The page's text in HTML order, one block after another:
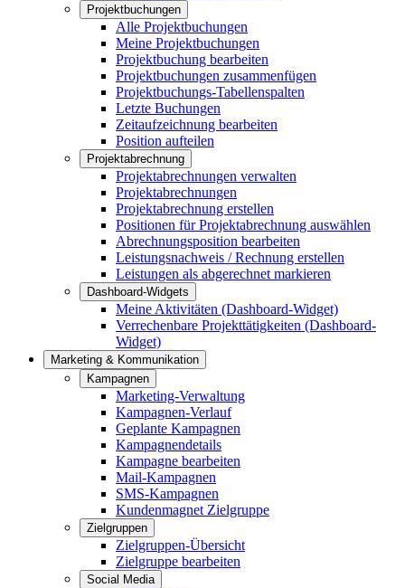
Projektbuchungen
Alle Projektbuchungen
Meine Projektbuchungen
Projektbuchung bearbeiten
Projektbuchungen zusammenfügen
Projektbuchungs-Tabellenspalten
Letzte Buchungen
Zeitaufzeichnung bearbeiten
Position aufteilen
Projektabrechnung
Projektabrechnungen verwalten
Projektabrechnungen
Projektabrechnung erstellen
Positionen für Projektabrechnung auswählen
Abrechnungsposition bearbeiten
Leistungsnachweis / Rechnung erstellen
Leistungen als abgerechnet markieren
Dashboard-Widgets
Meine Aktivitäten (Dashboard-Widget)
Verrechenbare Projekttätigkeiten (Dashboard-
Widget)
Marketing & Kommunikation
Kampagnen
Marketing-Verwaltung
Kampagnen-Verlauf
Geplante Kampagnen
Kampagnendetails
Kampagne bearbeiten
Mail-Kampagnen
SMS-Kampagnen
Kundenmagnet Zielgruppe
Zielgruppen
Zielgruppen-Übersicht
Zielgruppe bearbeiten
Social Media